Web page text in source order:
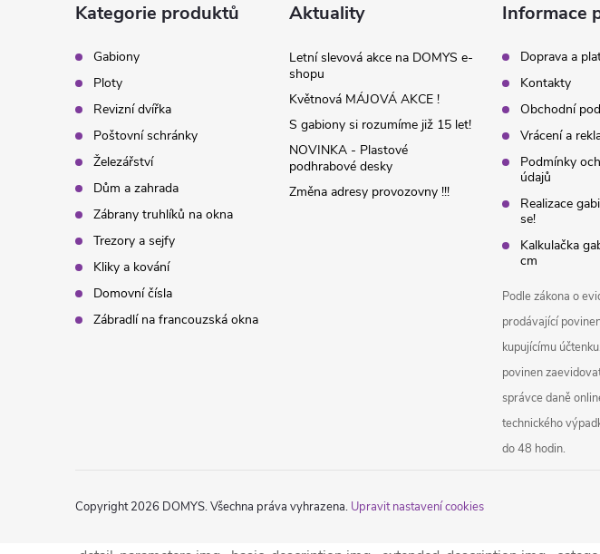
r
v
k
y
v
ý
p
i
s
Kategorie produktů
Gabiony
Ploty
Revizní dvířka
Poštovní schránky
Železářství
Dům a zahrada
Zábrany truhlíků na okna
Trezory a sejfy
Kliky a kování
Domovní čísla
Zábradlí na francouzská okna
Aktuality
Letní slevová akce na DOMYS e-
shopu
Květnová MÁJOVÁ AKCE !
S gabiony si rozumíme již 15 let!
NOVINKA - Plastové
podhrabové desky
Změna adresy provozovny !!!
Informace
Doprava a
Kontakty
Obchodní
Vrácení a
Podmínky
údajů
Realizace
se!
Kalkulačka
cm
Podle zákona o
prodávající
kupujícímu
povinen
správce daně
technického
do 48 hodin.
Copyright 2026 DOMYS. Všechna práva vyhrazena. Upravit nastavení cookies